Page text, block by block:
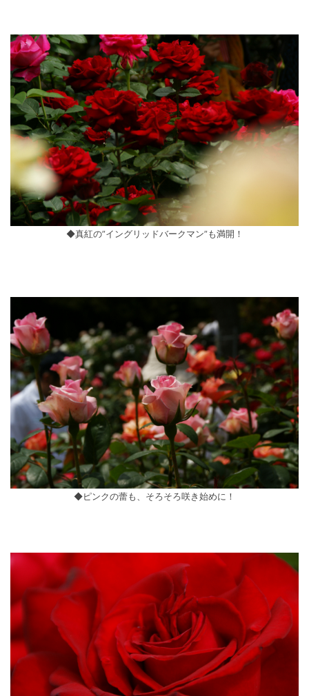
◆真紅の”イングリッドバークマン”も満開！
◆ピンクの蕾も、そろそろ咲き始めに！